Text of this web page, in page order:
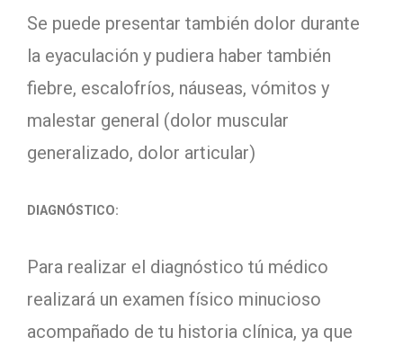
Se puede presentar también dolor durante
la eyaculación y pudiera haber también
fiebre, escalofríos, náuseas, vómitos y
malestar general (dolor muscular
generalizado, dolor articular)
DIAGNÓSTICO:
Para realizar el diagnóstico tú médico
realizará un examen físico minucioso
acompañado de tu historia clínica, ya que